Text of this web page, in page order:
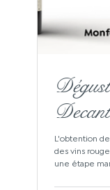
L'obtention
des vins
une étape
quelque